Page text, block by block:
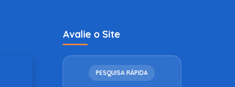
Avalie o Site
PESQUISA RÁPIDA